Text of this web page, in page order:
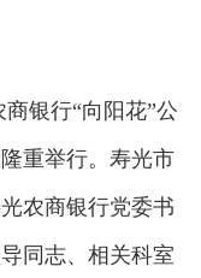
银行“向阳花”公
重举行。寿光市
农商银行党委书
同志、相关科室